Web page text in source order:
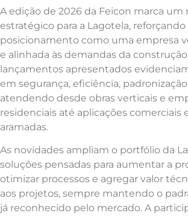
A edição de 2026 da Feicon marca
estratégico para a Lagotela, reforçando
posicionamento como uma empresa
e alinhada às demandas da
lançamentos apresentados
em segurança, eficiência,
atendendo desde obras verticais e
residenciais até aplicações comerciais
aramadas.
As novidades ampliam o portfólio da
soluções pensadas para aumentar a
otimizar processos e agregar valor
aos projetos, sempre mantendo o
já reconhecido pelo mercado. A